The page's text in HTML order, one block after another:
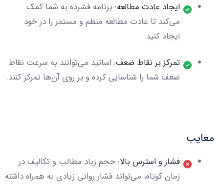
ایجاد عادت مطالعه: برنامه فشرده به شما کمک
می‌کند تا عادت مطالعه منظم و مستمر را در خود
ایجاد کنید.
تمرکز بر نقاط ضعف: اساتید می‌توانند به سرعت نقاط
ضعف شما را شناسایی کرده و بر روی آن‌ها تمرکز کنند.
معایب
فشار و استرس بالا: حجم زیاد مطالب و تکالیف در
زمان کوتاه، می‌تواند فشار روانی زیادی به همراه داشته